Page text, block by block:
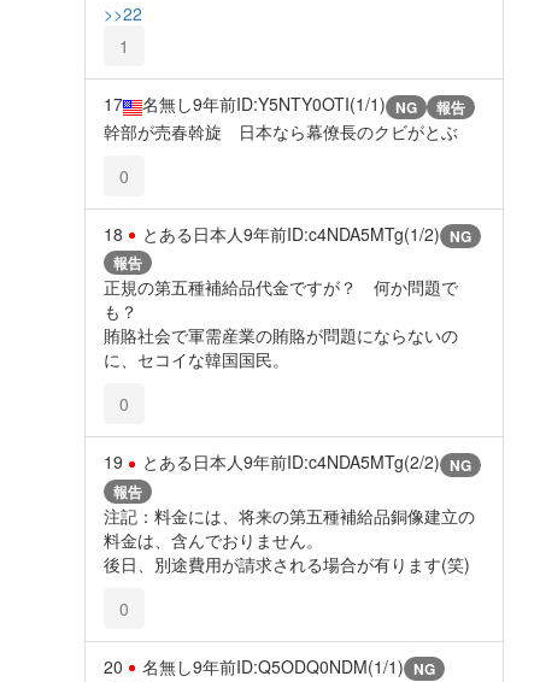
>>22
1
17 名無し9年前ID:Y5NTY0OTI(1/1) NG 報告
幹部が売春斡旋 日本なら幕僚長のクビがとぶ
0
18 とある日本人9年前ID:c4NDA5MTg(1/2) NG
報告
正規の第五種補給品代金ですが？ 何か問題で
も？
賄賂社会で軍需産業の賄賂が問題にならないの
に、セコイな韓国国民。
0
19 とある日本人9年前ID:c4NDA5MTg(2/2) NG
報告
注記：料金には、将来の第五種補給品銅像建立の
料金は、含んでおりません。
後日、別途費用が請求される場合が有ります(笑)
0
20 名無し9年前ID:Q5ODQ0NDM(1/1) NG